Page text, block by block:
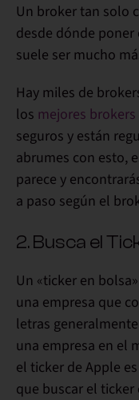
Un broker tan solo
desde dónde
suele ser mucho
Hay miles de
los mejores brokers
seguros y están
abrumes con esto,
parece y
a paso según el
2. Busca el
Un «ticker en
una empresa que
letras
una empresa en el
el ticker de Apple
que buscar el